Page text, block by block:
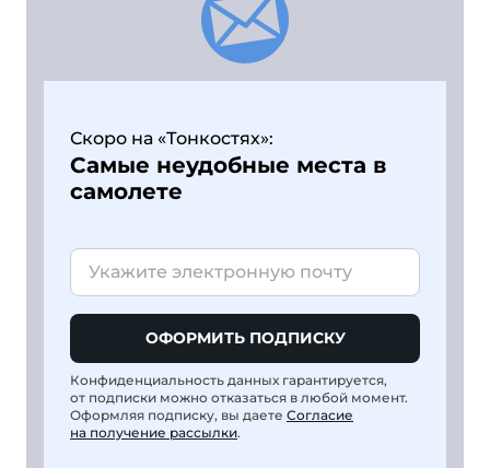
Скоро на «Тонкостях»:
Самые неудобные места в
самолете
ОФОРМИТЬ ПОДПИСКУ
Конфиденциальность данных гарантируется,
от подписки можно отказаться в любой момент.
Оформляя подписку, вы даете Согласие
на получение рассылки.